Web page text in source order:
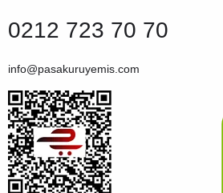
0212 723 70 70
info@pasakuruyemis.com